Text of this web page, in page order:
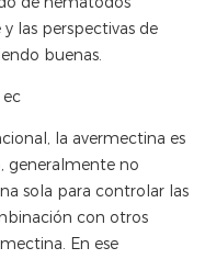
las perspectivas de
buenas.
la avermectina es
generalmente no
sola para controlar las
con otros
En ese